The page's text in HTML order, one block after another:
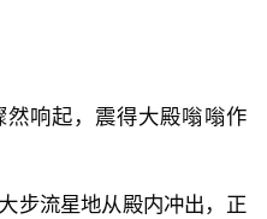
响起，震得大殿嗡嗡作
步流星地从殿内冲出，正